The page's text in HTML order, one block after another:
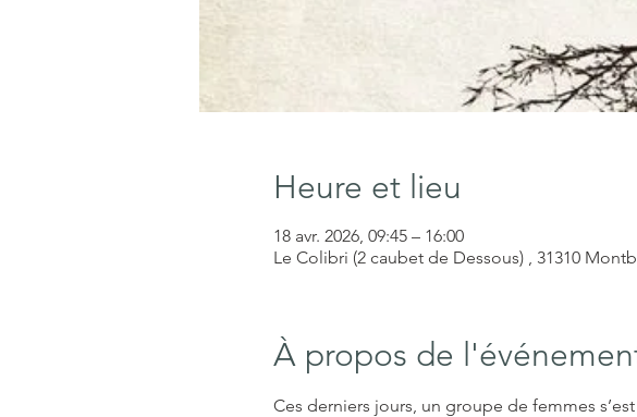
Heure et lieu
18 avr. 2026, 09:45 – 16:00
Le Colibri (2 caubet de Dessous) , 31310
À propos de
Ces derniers jours, un groupe de femmes